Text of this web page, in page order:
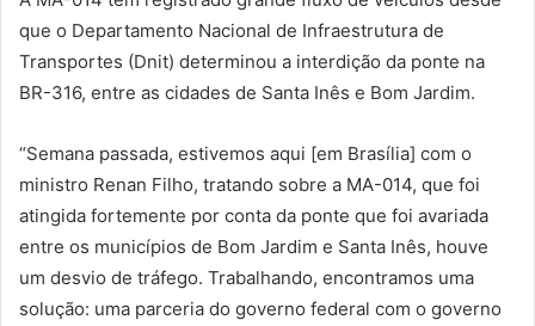
que o Departamento Nacional de Infraestrutura de
Transportes (Dnit) determinou a interdição da ponte na
BR-316, entre as cidades de Santa Inês e Bom Jardim.
“Semana passada, estivemos aqui [em Brasília] com o
ministro Renan Filho, tratando sobre a MA-014, que foi
atingida fortemente por conta da ponte que foi avariada
entre os municípios de Bom Jardim e Santa Inês, houve
um desvio de tráfego. Trabalhando, encontramos uma
solução: uma parceria do governo federal com o governo